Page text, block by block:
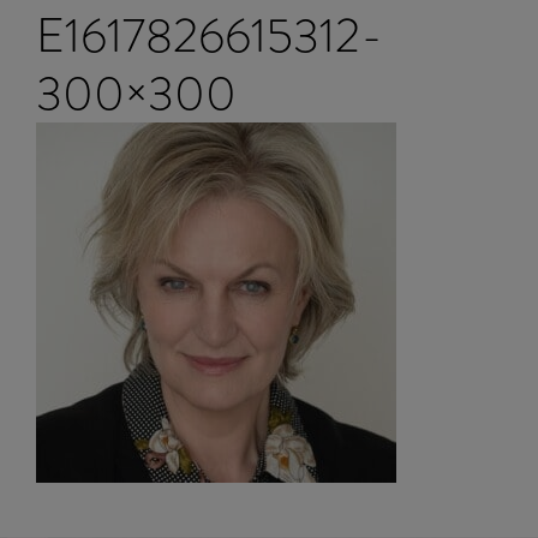
E1617826615312-
300×300